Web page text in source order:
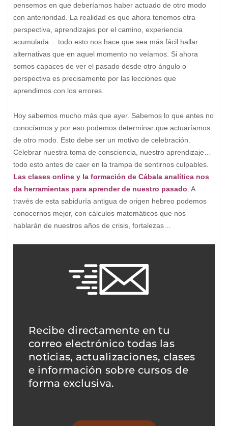
pensemos en que deberíamos haber actuado de otro modo
con anterioridad. La realidad es que ahora tenemos otra
perspectiva, aprendizajes por el camino, experiencia
acumulada… todo esto nos hace que sea más fácil hallar
alternativas que en aquel momento no veíamos. Si ahora
somos capaces de ver el pasado desde otro ángulo o
perspectiva es precisamente por las lecciones que
aprendimos con los errores.
Hoy sabemos mucho más que ayer. Sabemos lo que antes no
conocíamos y por eso podemos determinar que actuaríamos
de otro modo. Esto debe ser un motivo de celebración.
Celebrar nuestra toma de consciencia, nuestro aprendizaje…
todo esto antes de caer en la trampa de sentirnos culpables.
Las clases online y la formación de Cábala analítica nos
da herramientas para aprender de nuestro pasado . A
través de esta sabiduría antigua de origen hebreo podemos
conocernos mejor, con cálculos matemáticos que nos
hablarán de nuestros años de crisis, fortalezas…
Recibe directamente en tu
correo electrónico todas las
noticias, actualizaciones, clases
e información sobre cursos de
forma exclusiva.